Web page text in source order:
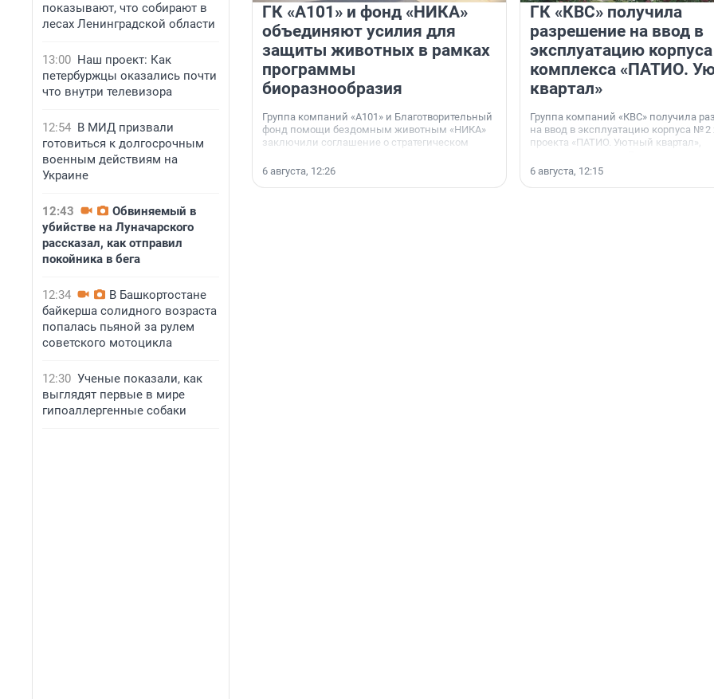
показывают, что собирают в
лесах Ленинградской области
13:00 Наш проект: Как
петербуржцы оказались почти
что внутри телевизора
12:54 В МИД призвали
готовиться к долгосрочным
военным действиям на
Украине
12:43
Обвиняемый в
убийстве на Луначарского
рассказал, как отправил
покойника в бега
12:34
В Башкортостане
байкерша солидного возраста
попалась пьяной за рулем
советского мотоцикла
12:30 Ученые показали, как
выглядят первые в мире
гипоаллергенные собаки
ГК «А101» и фонд «НИКА»
объединяют усилия для
защиты животных в рамках
программы
биоразнообразия
Группа компаний «А101» и Благотворительный
фонд помощи бездомным животным «НИКА»
заключили соглашение о стратегическом
6 августа, 12:26
ГК «КВС» получила
разрешение на ввод в
эксплуатацию
комплекса «ПАТИО.
квартал»
Группа компаний «КВС» получила
на ввод в эксплуатацию корпуса № 2
проекта «ПАТИО. Уютный квартал»,
Ленинградской области.
6 августа, 12:15